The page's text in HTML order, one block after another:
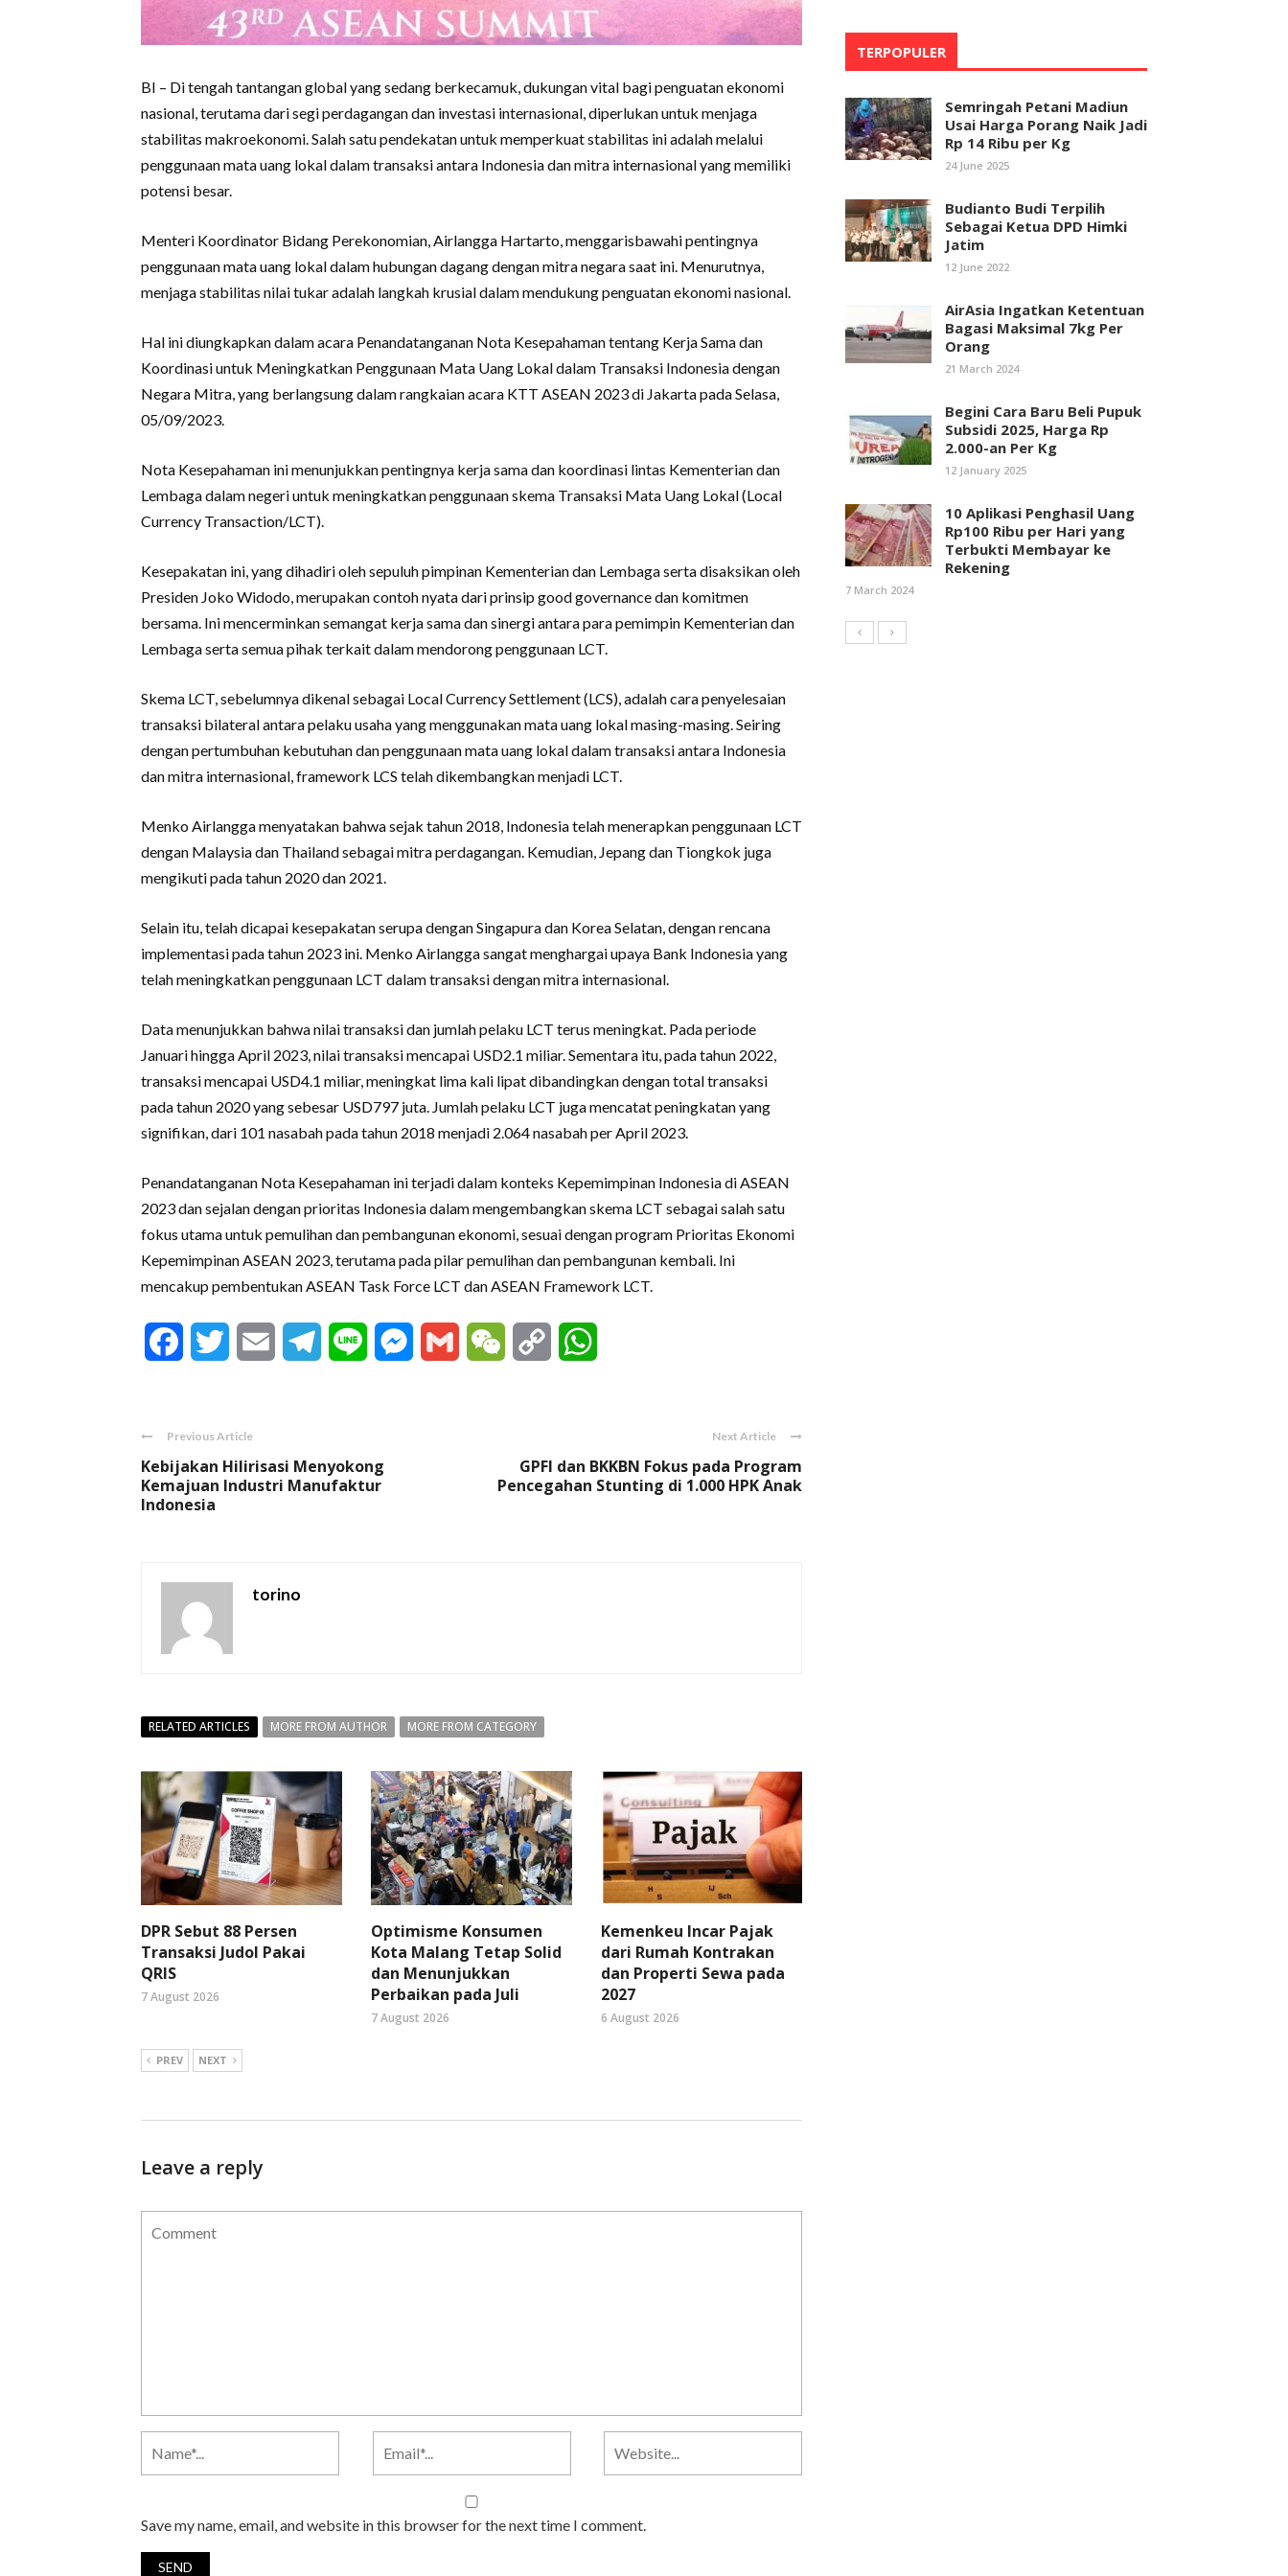
BI – Di tengah tantangan global yang sedang berkecamuk, dukungan vital bagi penguatan ekonomi
nasional, terutama dari segi perdagangan dan investasi internasional, diperlukan untuk menjaga
stabilitas makroekonomi. Salah satu pendekatan untuk memperkuat stabilitas ini adalah melalui
penggunaan mata uang lokal dalam transaksi antara Indonesia dan mitra internasional yang memiliki
potensi besar.
Menteri Koordinator Bidang Perekonomian, Airlangga Hartarto, menggarisbawahi pentingnya
penggunaan mata uang lokal dalam hubungan dagang dengan mitra negara saat ini. Menurutnya,
menjaga stabilitas nilai tukar adalah langkah krusial dalam mendukung penguatan ekonomi nasional.
Hal ini diungkapkan dalam acara Penandatanganan Nota Kesepahaman tentang Kerja Sama dan
Koordinasi untuk Meningkatkan Penggunaan Mata Uang Lokal dalam Transaksi Indonesia dengan
Negara Mitra, yang berlangsung dalam rangkaian acara KTT ASEAN 2023 di Jakarta pada Selasa,
05/09/2023.
Nota Kesepahaman ini menunjukkan pentingnya kerja sama dan koordinasi lintas Kementerian dan
Lembaga dalam negeri untuk meningkatkan penggunaan skema Transaksi Mata Uang Lokal (Local
Currency Transaction/LCT).
Kesepakatan ini, yang dihadiri oleh sepuluh pimpinan Kementerian dan Lembaga serta disaksikan oleh
Presiden Joko Widodo, merupakan contoh nyata dari prinsip good governance dan komitmen
bersama. Ini mencerminkan semangat kerja sama dan sinergi antara para pemimpin Kementerian dan
Lembaga serta semua pihak terkait dalam mendorong penggunaan LCT.
Skema LCT, sebelumnya dikenal sebagai Local Currency Settlement (LCS), adalah cara penyelesaian
transaksi bilateral antara pelaku usaha yang menggunakan mata uang lokal masing-masing. Seiring
dengan pertumbuhan kebutuhan dan penggunaan mata uang lokal dalam transaksi antara Indonesia
dan mitra internasional, framework LCS telah dikembangkan menjadi LCT.
Menko Airlangga menyatakan bahwa sejak tahun 2018, Indonesia telah menerapkan penggunaan LCT
dengan Malaysia dan Thailand sebagai mitra perdagangan. Kemudian, Jepang dan Tiongkok juga
mengikuti pada tahun 2020 dan 2021.
Selain itu, telah dicapai kesepakatan serupa dengan Singapura dan Korea Selatan, dengan rencana
implementasi pada tahun 2023 ini. Menko Airlangga sangat menghargai upaya Bank Indonesia yang
telah meningkatkan penggunaan LCT dalam transaksi dengan mitra internasional.
Data menunjukkan bahwa nilai transaksi dan jumlah pelaku LCT terus meningkat. Pada periode
Januari hingga April 2023, nilai transaksi mencapai USD2.1 miliar. Sementara itu, pada tahun 2022,
transaksi mencapai USD4.1 miliar, meningkat lima kali lipat dibandingkan dengan total transaksi
pada tahun 2020 yang sebesar USD797 juta. Jumlah pelaku LCT juga mencatat peningkatan yang
signifikan, dari 101 nasabah pada tahun 2018 menjadi 2.064 nasabah per April 2023.
Penandatanganan Nota Kesepahaman ini terjadi dalam konteks Kepemimpinan Indonesia di ASEAN
2023 dan sejalan dengan prioritas Indonesia dalam mengembangkan skema LCT sebagai salah satu
fokus utama untuk pemulihan dan pembangunan ekonomi, sesuai dengan program Prioritas Ekonomi
Kepemimpinan ASEAN 2023, terutama pada pilar pemulihan dan pembangunan kembali. Ini
mencakup pembentukan ASEAN Task Force LCT dan ASEAN Framework LCT.
FacebookTwitter Email Telegram
Line Messenger
Gmail WeChat Copy
Previous Article
Kebijakan Hilirisasi Menyokong
Kemajuan Industri Manufaktur
Indonesia
Next Article
GPFI dan BKKBN Fokus pada Program
Pencegahan Stunting di 1.000 HPK Anak
torino
RELATED ARTICLES MORE FROM AUTHOR MORE FROM CATEGORY
DPR Sebut 88 Persen
Transaksi Judol Pakai
QRIS
7 August 2026
Optimisme Konsumen
Kota Malang Tetap Solid
dan Menunjukkan
Perbaikan pada Juli
7 August 2026
Kemenkeu Incar Pajak
dari Rumah Kontrakan
dan Properti Sewa pada
2027
6 August 2026
PREV NEXT
Leave a reply
Save my name, email, and website in this browser for the next time I comment.
TERPOPULER
Semringah Petani Madiun
Usai Harga Porang Naik Jadi
Rp 14 Ribu per Kg
24 June 2025
Budianto Budi Terpilih
Sebagai Ketua DPD Himki
Jatim
12 June 2022
AirAsia Ingatkan Ketentuan
Bagasi Maksimal 7kg Per
Orang
21 March 2024
Begini Cara Baru Beli Pupuk
Subsidi 2025, Harga Rp
2.000-an Per Kg
12 January 2025
10 Aplikasi Penghasil Uang
Rp100 Ribu per Hari yang
Terbukti Membayar ke
Rekening
7 March 2024